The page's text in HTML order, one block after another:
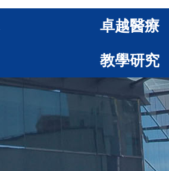
卓越醫療
教學研究